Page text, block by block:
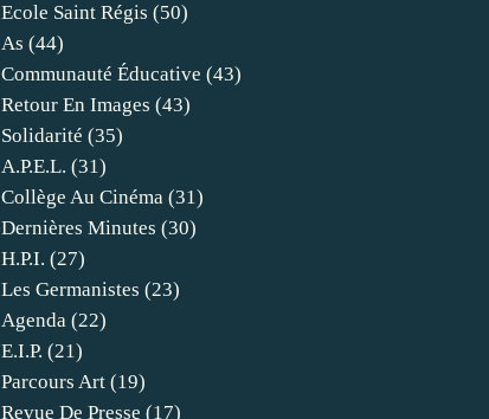
Ecole Saint Régis (50)
As (44)
Communauté Éducative (43)
Retour En Images (43)
Solidarité (35)
A.p.e.l. (31)
Collège Au Cinéma (31)
Dernières Minutes (30)
H.p.i. (27)
Les Germanistes (23)
Agenda (22)
E.i.p. (21)
Parcours Art (19)
Revue De Presse (17)